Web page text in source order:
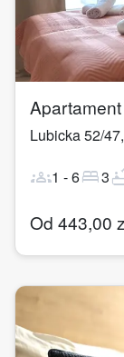
Lubicka 52/47,
groups1 -6bed3
Od 443,00